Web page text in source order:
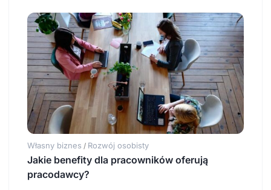
Własny biznes / Rozwój osobisty
Jakie benefity dla pracowników oferują
pracodawcy?